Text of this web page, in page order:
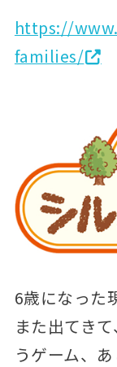
https://
families/
6歳になった
また出てき
うゲーム、